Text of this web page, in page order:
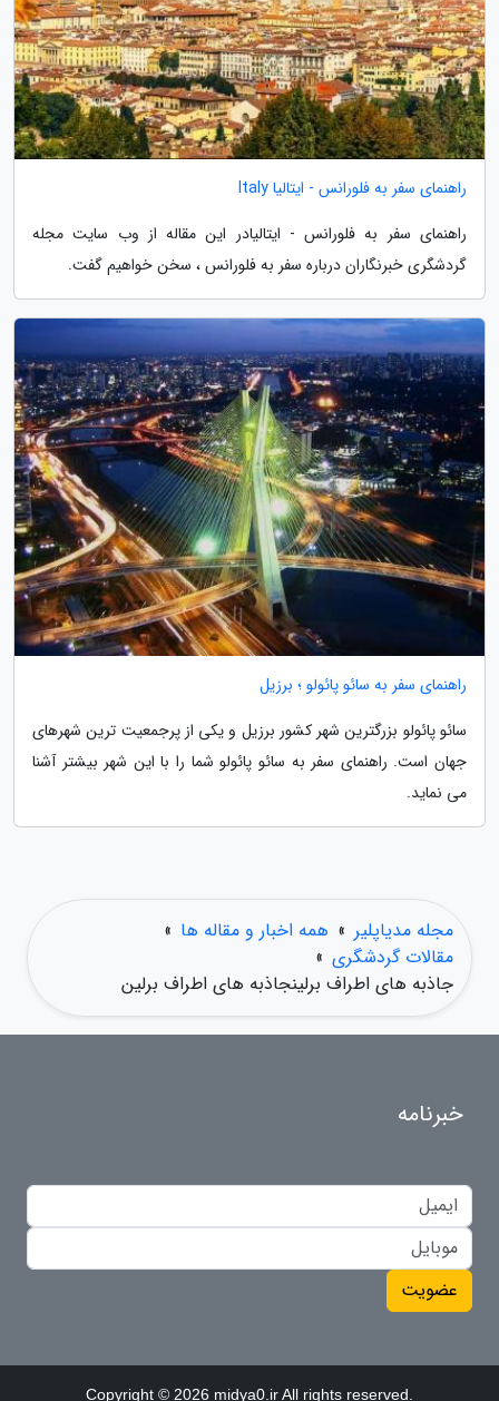
راهنمای سفر به فلورانس - ایتالیا Italy
راهنمای سفر به فلورانس - ایتالیادر این مقاله از وب سایت مجله
گردشگری خبرنگاران درباره سفر به فلورانس ، سخن خواهیم گفت.
راهنمای سفر به سائو پائولو ؛ برزیل
سائو پائولو بزرگترین شهر کشور برزیل و یکی از پرجمعیت ترین شهرهای
جهان است. راهنمای سفر به سائو پائولو شما را با این شهر بیشتر آشنا
می نماید.
مجله مدیاپلیر » همه اخبار و مقاله ها »
مقالات گردشگری »
جاذبه های اطراف برلینجاذبه های اطراف برلین
خبرنامه
عضویت
Copyright © 2026 midya0.ir All rights reserved.